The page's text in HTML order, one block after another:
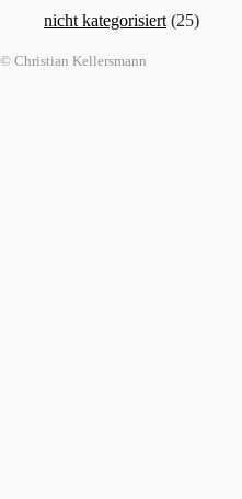
nicht kategorisiert (25)
© Christian Kellersmann